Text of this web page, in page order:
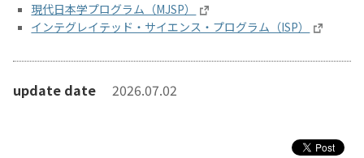
現代日本学プログラム（MJSP）
インテグレイテッド・サイエンス・プログラム（ISP）
update date 2026.07.02